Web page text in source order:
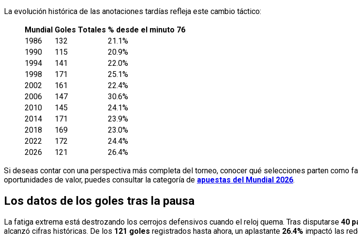
La evolución histórica de las anotaciones tardías refleja este cambio táctico:
Mundial Goles Totales % desde el minuto 76
1986
132
21.1%
1990
115
20.9%
1994
141
22.0%
1998
171
25.1%
2002
161
22.4%
2006
147
30.6%
2010
145
24.1%
2014
171
23.9%
2018
169
23.0%
2022
172
24.4%
2026
121
26.4%
Si deseas contar con una perspectiva más completa del torneo, conocer qué selecciones parten
oportunidades de valor, puedes consultar la categoría de apuestas del Mundial 2026.
Los datos de los goles tras la pausa
La fatiga extrema está destrozando los cerrojos defensivos cuando el reloj quema. Tras disputarse 40
alcanzó cifras históricas. De los 121 goles registrados hasta ahora, un aplastante 26.4% impactó las